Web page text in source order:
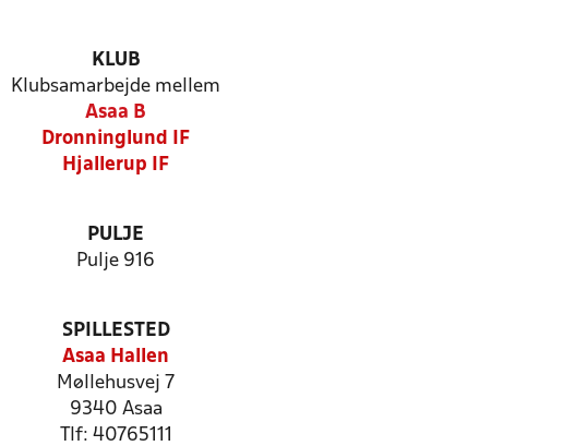
KLUB
Klubsamarbejde mellem
Asaa B
Dronninglund IF
Hjallerup IF
PULJE
Pulje 916
SPILLESTED
Asaa Hallen
Møllehusvej 7
9340 Asaa
Tlf: 40765111